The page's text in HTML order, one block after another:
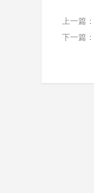
上一篇：
下一篇：